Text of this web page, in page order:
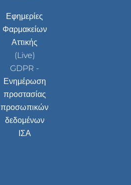
Εφημερίες
Φαρμακείων
Αττικής
(Live)
GDPR -
Ενημέρωση
προστασίας
προσωπικών
δεδομένων
ΙΣΑ